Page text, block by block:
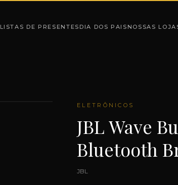
LISTAS DE PRESENTES DIA DOS PAIS NOSSAS
ELETRÔNICOS
JBL Wave
Bluetooth
JBL